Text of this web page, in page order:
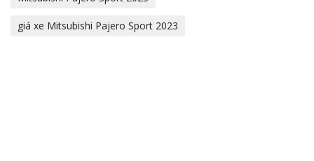
giá xe Mitsubishi Pajero Sport 2023